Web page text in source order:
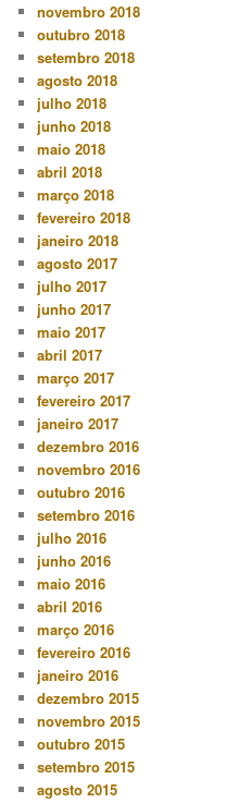
novembro 2018
outubro 2018
setembro 2018
agosto 2018
julho 2018
junho 2018
maio 2018
abril 2018
março 2018
fevereiro 2018
janeiro 2018
agosto 2017
julho 2017
junho 2017
maio 2017
abril 2017
março 2017
fevereiro 2017
janeiro 2017
dezembro 2016
novembro 2016
outubro 2016
setembro 2016
julho 2016
junho 2016
maio 2016
abril 2016
março 2016
fevereiro 2016
janeiro 2016
dezembro 2015
novembro 2015
outubro 2015
setembro 2015
agosto 2015